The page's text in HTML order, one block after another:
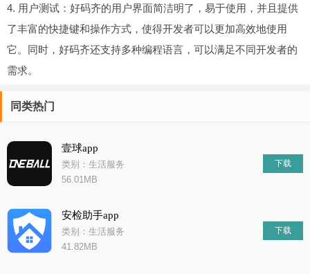
4. 用户测试：好码齐的用户界面简洁明了，易于使用，并且提供
了丰富的快捷键和操作方式，使得开发者可以更加高效地使用
它。同时，好码齐还支持多种编程语言，可以满足不同开发者的
需求。
同类热门
壹球app
类别：生活服务
56.01MB
下载
安检助手app
类别：生活服务
41.82MB
下载